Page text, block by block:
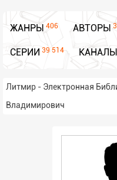
ЖАНРЫ 406 АВТОРЫ
СЕРИИ 39 514 КАНАЛЫ
Литмир - Электронная
Владимирович